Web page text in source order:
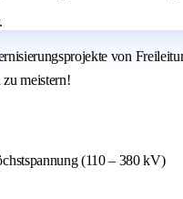
von
meistern!
(110 – 380 kV)